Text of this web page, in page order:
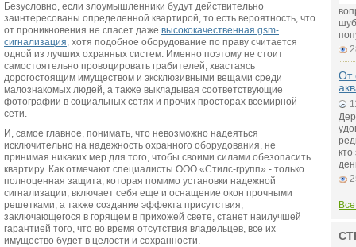
Безусловно, если злоумышленники будут действительно
заинтересованы определенной квартирой, то есть вероятность, что
от проникновения не спасет даже высококачественная gsm-
сигнализация, хотя подобное оборудование по праву считается
одной из лучших охранных систем. Именно поэтому не стоит
самостоятельно провоцировать грабителей, хвастаясь
дорогостоящим имуществом и эксклюзивными вещами среди
малознакомых людей, а также выкладывая соответствующие
фотографии в социальных сетях и прочих просторах всемирной
сети.
И, самое главное, понимать, что невозможно надеяться
исключительно на надежность охранного оборудования, не
принимая никаких мер для того, чтобы своими силами обезопасить
квартиру. Как отмечают специалисты ООО «Стилс-групп» - только
полноценная защита, которая помимо установки надежной
сигнализации, включает себя еще и оснащение окон прочными
решетками, а также создание эффекта присутствия,
заключающегося в горящем в прихожей свете, станет наилучшей
гарантией того, что во время отсутствия владельцев, все их
имущество будет в целости и сохранности.
От